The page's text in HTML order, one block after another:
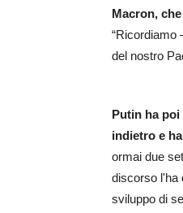
Macron,
“Ricordiamo
del nostro
Putin ha
indietro e
ormai due
discorso l'ha
sviluppo di